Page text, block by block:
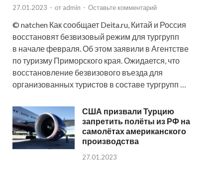
27.01.2023 - от admin - Оставьте комментарий
© natchen Как сообщает Deita.ru, Китай и Россия
восстановят безвизовый режим для тургрупп
в начале февраля. Об этом заявили в Агентстве
по туризму Приморского края. Ожидается, что
восстановление безвизового въезда для
организованных туристов в составе тургрупп …
США призвали Турцию
запретить полёты из РФ на
самолётах американского
производства
27.01.2023